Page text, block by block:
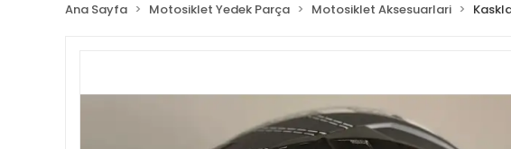
Ana Sayfa Motosiklet Yedek Parça Motosiklet Aksesuarlari